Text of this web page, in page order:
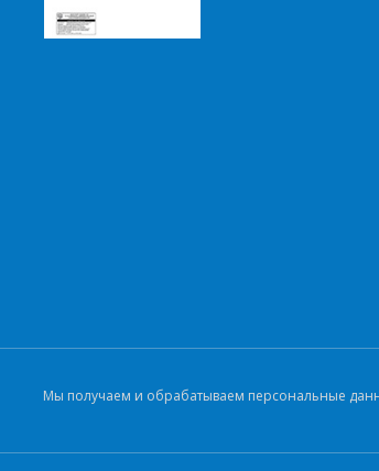
Мы получаем и обрабатываем персональные